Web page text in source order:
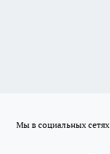
Мы в социальных сетях